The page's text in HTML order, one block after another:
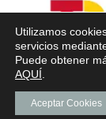
Utilizamos
servicios
Puede obtener
AQUÍ
Aceptar Cookies